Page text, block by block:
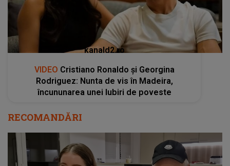
kanald2.ro
VIDEO Cristiano Ronaldo și Georgina
Rodriguez: Nunta de vis în Madeira,
încununarea unei Iubiri de poveste
RECOMANDĂRI